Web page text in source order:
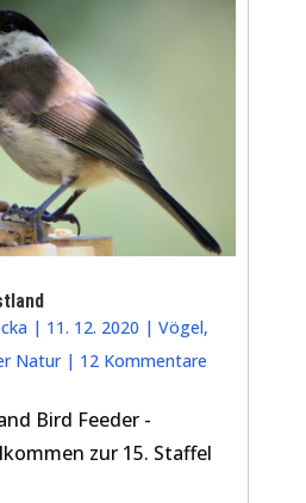
| 11. 12. 2020 |Vögel,
Natur| 12 Kommentare
Bird Feeder -
zur 15. Staffel